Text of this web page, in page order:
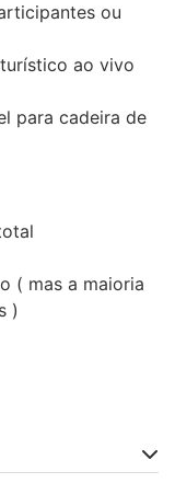
ou
ao vivo
para cadeira de
( mas a maioria
)